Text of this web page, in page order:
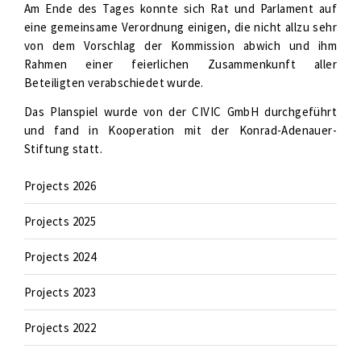
Am Ende des Tages konnte sich Rat und Parlament auf
eine gemeinsame Verordnung einigen, die nicht allzu sehr
von dem Vorschlag der Kommission abwich und ihm
Rahmen einer feierlichen Zusammenkunft aller
Beteiligten verabschiedet wurde.
Das Planspiel wurde von der CIVIC GmbH durchgeführt
und fand in Kooperation mit der Konrad-Adenauer-
Stiftung statt.
Projects 2026
Projects 2025
Projects 2024
Projects 2023
Projects 2022